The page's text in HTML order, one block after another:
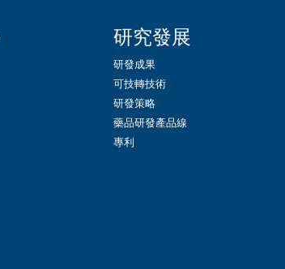
研究發展
研發成果
可技轉技術
研發策略
藥品研發產品線
專利